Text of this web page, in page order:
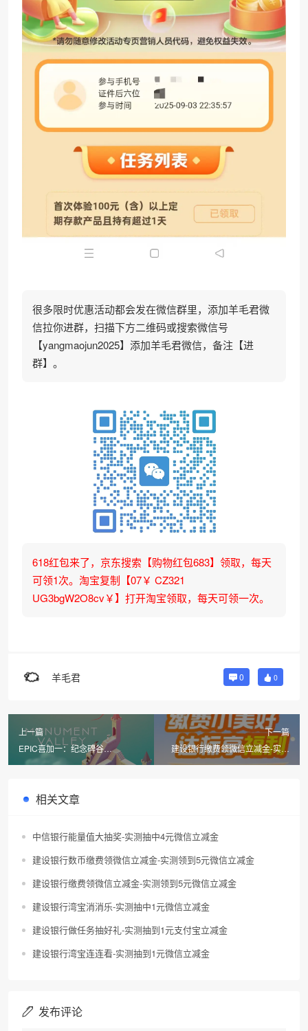
很多限时优惠活动都会发在微信群里，添加羊毛君微
信拉你进群，扫描下方二维码或搜索微信号
【yangmaojun2025】添加羊毛君微信，备注【进
群】。
618红包来了，京东搜索【购物红包683】领取，每天
可领1次。淘宝复制【07￥ CZ321
UG3bgW2O8cv￥】打开淘宝领取，每天可领一次。
羊毛君 0 0
上一篇
EPIC喜加一：纪念碑谷
（Monument Valley）
下一篇
建设银行缴费领微信立减金-实测
领到2元微信立减金
相关文章
中信银行能量值大抽奖-实测抽中4元微信立减金
建设银行数币缴费领微信立减金-实测领到5元微信立减金
建设银行缴费领微信立减金-实测领到5元微信立减金
建设银行湾宝消消乐-实测抽中1元微信立减金
建设银行做任务抽好礼-实测抽到1元支付宝立减金
建设银行湾宝连连看-实测抽到1元微信立减金
发布评论